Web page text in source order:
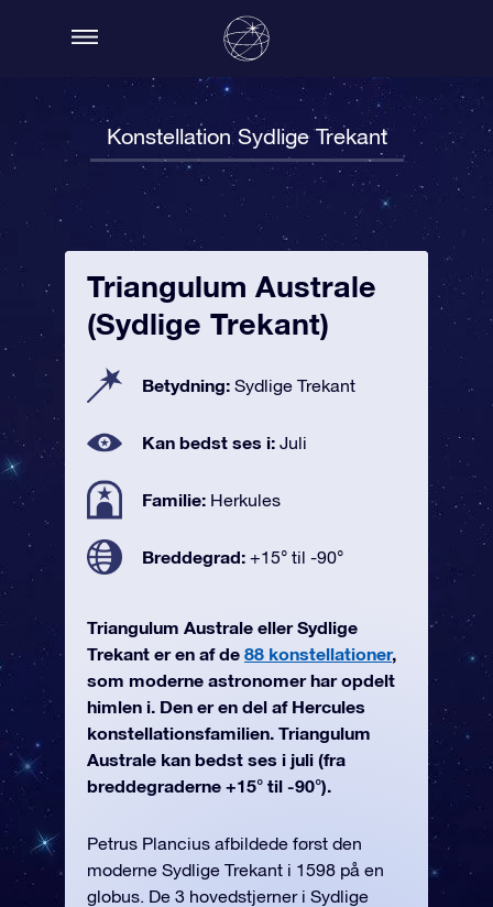
Konstellation Sydlige Trekant
Triangulum Australe
(Sydlige Trekant)
Betydning: Sydlige Trekant
Kan bedst ses i: Juli
Familie: Herkules
Breddegrad: +15° til -90°
Triangulum Australe eller Sydlige
Trekant er en af de 88 konstellationer,
som moderne astronomer har opdelt
himlen i. Den er en del af Hercules
konstellationsfamilien. Triangulum
Australe kan bedst ses i juli (fra
breddegraderne +15° til -90°).
Petrus Plancius afbildede først den
moderne Sydlige Trekant i 1598 på en
globus. De 3 hovedstjerner i Sydlige